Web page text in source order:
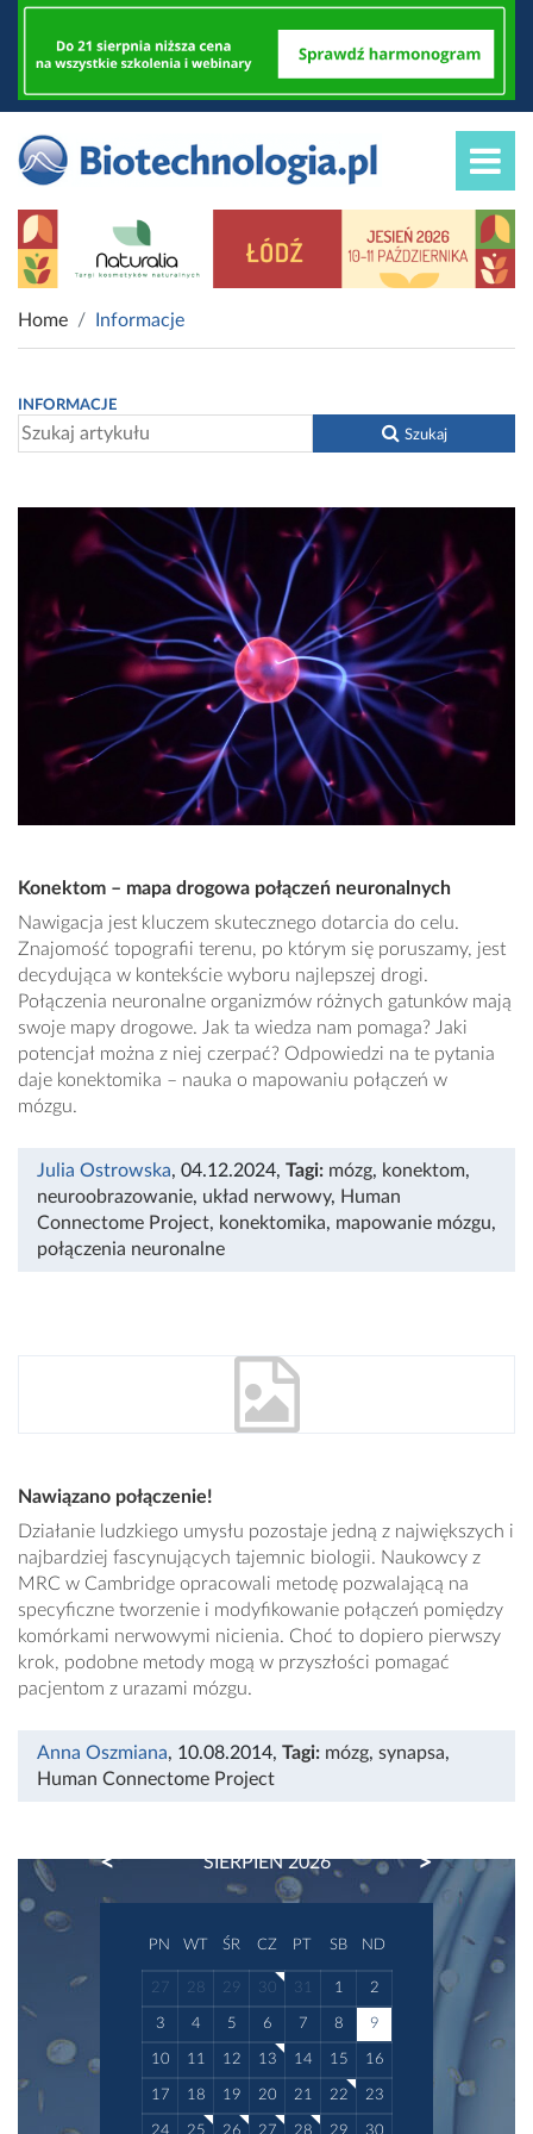
Home Informacje
INFORMACJE
Szukaj
Konektom – mapa drogowa połączeń neuronalnych
Nawigacja jest kluczem skutecznego dotarcia do celu.
Znajomość topografii terenu, po którym się poruszamy, jest
decydująca w kontekście wyboru najlepszej drogi.
Połączenia neuronalne organizmów różnych gatunków mają
swoje mapy drogowe. Jak ta wiedza nam pomaga? Jaki
potencjał można z niej czerpać? Odpowiedzi na te pytania
daje konektomika – nauka o mapowaniu połączeń w
mózgu.
Julia Ostrowska, 04.12.2024, Tagi: mózg, konektom,
neuroobrazowanie, układ nerwowy, Human
Connectome Project, konektomika, mapowanie mózgu,
połączenia neuronalne
Nawiązano połączenie!
Działanie ludzkiego umysłu pozostaje jedną z największych i
najbardziej fascynujących tajemnic biologii. Naukowcy z
MRC w Cambridge opracowali metodę pozwalającą na
specyficzne tworzenie i modyfikowanie połączeń pomiędzy
komórkami nerwowymi nicienia. Choć to dopiero pierwszy
krok, podobne metody mogą w przyszłości pomagać
pacjentom z urazami mózgu.
Anna Oszmiana, 10.08.2014, Tagi: mózg, synapsa,
Human Connectome Project
SIERPIEŃ 2026
PREVIOUS NEXT
PN WT ŚR CZ PT SB ND
27 28 29 30 31 1 2
3 4 5 6 7 8 9
10 11 12 13 14 15 16
17 18 19 20 21 22 23
24 25 26 27 28 29 30